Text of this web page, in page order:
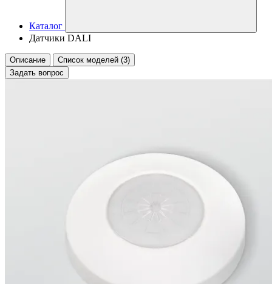
Каталог
Датчики DALI
Описание
Список моделей (3)
Задать вопрос